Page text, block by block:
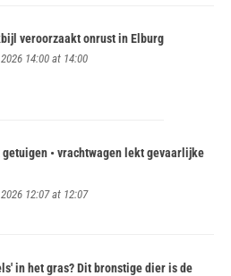
veroorzaakt onrust in Elburg
14:00 at 14:00
• vrachtwagen lekt gevaarlijke
12:07 at 12:07
in het gras? Dit bronstige dier is de